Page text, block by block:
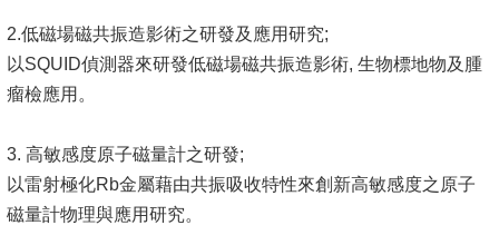
徵
才
相
研
究
單
2.低磁場磁共振造影術之研發及應用研究;
以SQUID偵測器來研發低磁場磁共振造影術, 生物標地物及腫
瘤檢應用。
3. 高敏感度原子磁量計之研發;
以雷射極化Rb金屬藉由共振吸收特性來創新高敏感度之原子
磁量計物理與應用研究。